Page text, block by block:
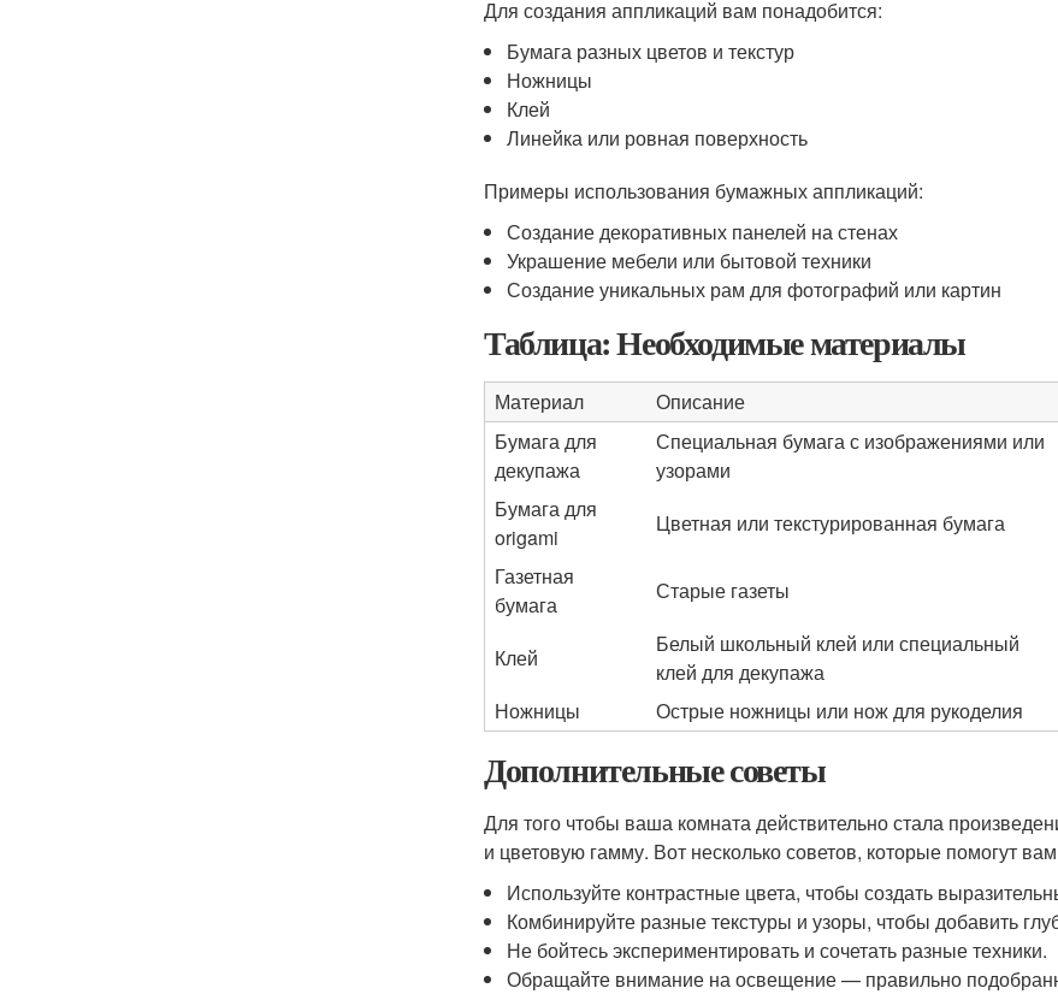
Для создания аппликаций вам понадобится:
Бумага разных цветов и текстур
Ножницы
Клей
Линейка или ровная поверхность
Примеры использования бумажных аппликаций:
Создание декоративных панелей на стенах
Украшение мебели или бытовой техники
Создание уникальных рам для фотографий или картин
Таблица: Необходимые материалы
Материал Описание
Бумага для
декупажа
Специальная бумага с изображениями или
узорами
Бумага для
origami
Цветная или текстурированная бумага
Газетная
бумага
Старые газеты
Клей
Белый школьный клей или специальный
клей для декупажа
Ножницы
Острые ножницы или нож для рукоделия
Дополнительные советы
Для того чтобы ваша комната действительно стала
и цветовую гамму. Вот несколько советов, которые помогут
Используйте контрастные цвета, чтобы создать
Комбинируйте разные текстуры и узоры, чтобы добавить
Не бойтесь экспериментировать и сочетать разные техники.
Обращайте внимание на освещение — правильно